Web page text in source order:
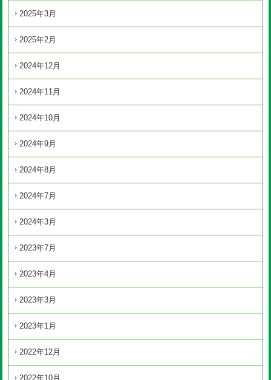
2025年3月
2025年2月
2024年12月
2024年11月
2024年10月
2024年9月
2024年8月
2024年7月
2024年3月
2023年7月
2023年4月
2023年3月
2023年1月
2022年12月
2022年10月